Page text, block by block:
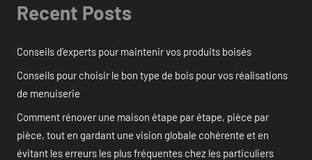
Recent Posts
Conseils d’experts pour maintenir vos produits boisés
Conseils pour choisir le bon type de bois pour vos réalisations
de menuiserie
Comment rénover une maison étape par étape, pièce par
pièce, tout en gardant une vision globale cohérente et en
évitant les erreurs les plus fréquentes chez les particuliers